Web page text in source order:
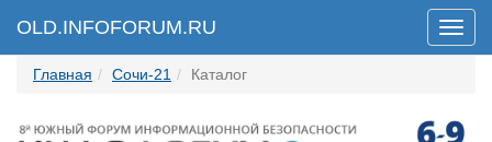
Меню
OLD.INFOFORUM.RU
Главная Сочи-21 Каталог